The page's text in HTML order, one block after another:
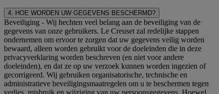
4. HOE WORDEN UW GEGEVENS BESCHERMD?
Beveiliging - Wij hechten veel belang aan de beveiliging van de
gegevens van onze gebruikers. Le Creuset zal redelijke stappen
ondernemen om ervoor te zorgen dat uw gegevens veilig worden
bewaard, alleen worden gebruikt voor de doeleinden die in deze
privacyverklaring worden beschreven (en niet voor andere
doeleinden), en dat ze op uw verzoek kunnen worden ingezien of
gecorrigeerd. Wij gebruiken organisatorische, technische en
administratieve beveiligingsmaatregelen om u te beschermen tegen
verlies, misbruik en wijziging van uw persoonsgegevens. Hoewel